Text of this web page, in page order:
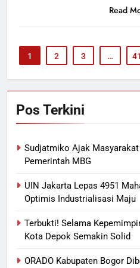
Read
1 2 3 … 41
Pos Terkini
Sudjatmiko Ajak
Pemerintah MBG
UIN Jakarta Lepas 4951
Optimis Industrialisasi Maju
Terbukti! Selama
Kota Depok Semakin Solid
ORADO Kabupaten Bogor